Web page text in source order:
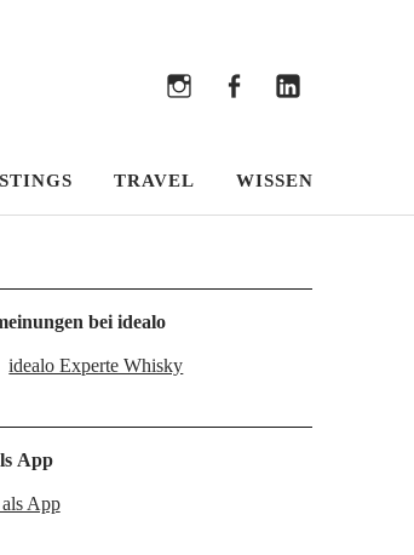
TRAVEL WISSEN
bei idealo
App